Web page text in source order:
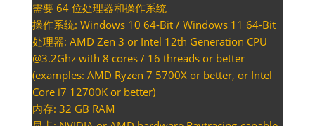
需要 64 位处理器和操作系统
操作系统: Windows 10 64-Bit / Windows 11 64-Bit
处理器: AMD Zen 3 or Intel 12th Generation CPU
@3.2Ghz with 8 cores / 16 threads or better
(examples: AMD Ryzen 7 5700X or better, or Intel
Core i7 12700K or better)
内存: 32 GB RAM